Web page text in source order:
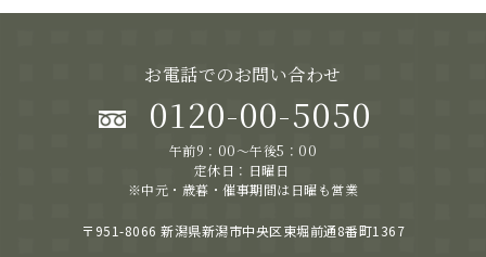
お電話でのお問い合わせ
0120-00-5050
午前9：00～午後5：00
定休日：日曜日
※中元・歳暮・催事期間は日曜も営業
〒951-8066 新潟県新潟市中央区東堀前通8番町1367